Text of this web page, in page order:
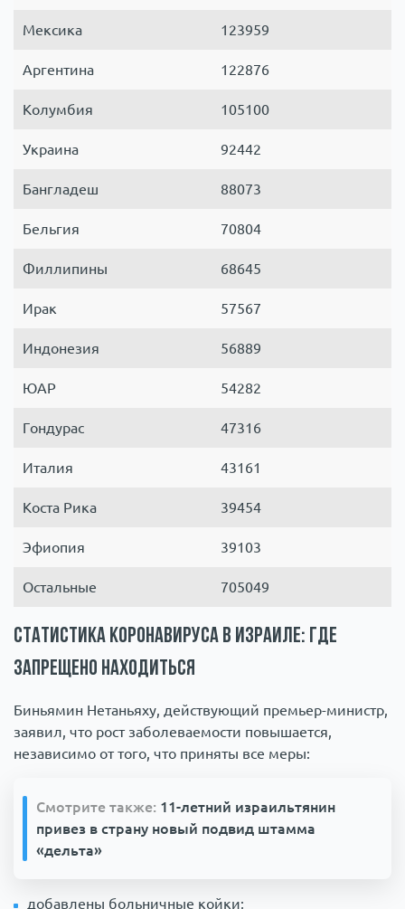
Мексика 123959
Аргентина 122876
Колумбия 105100
Украина 92442
Бангладеш 88073
Бельгия 70804
Филлипины 68645
Ирак 57567
Индонезия 56889
ЮАР 54282
Гондурас 47316
Италия 43161
Коста Рика 39454
Эфиопия 39103
Остальные 705049
Статистика коронавируса в Израиле: где
запрещено находиться
Биньямин Нетаньяху, действующий премьер-министр,
заявил, что рост заболеваемости повышается,
независимо от того, что приняты все меры:
Смотрите также: 11-летний израильтянин
привез в страну новый подвид штамма
«дельта»
добавлены больничные койки;